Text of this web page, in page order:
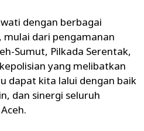
dengan berbagai
dari pengamanan
Sumut, Pilkada Serentak,
yang melibatkan
dapat kita lalui dengan baik
dan sinergi seluruh